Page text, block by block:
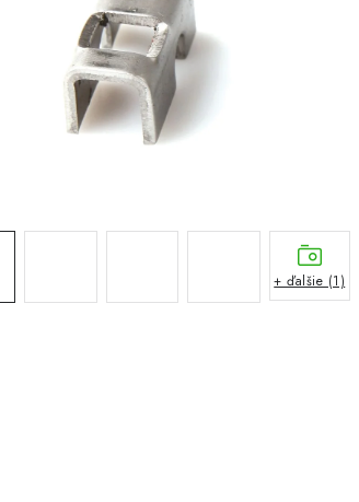
+ ďalšie (1)